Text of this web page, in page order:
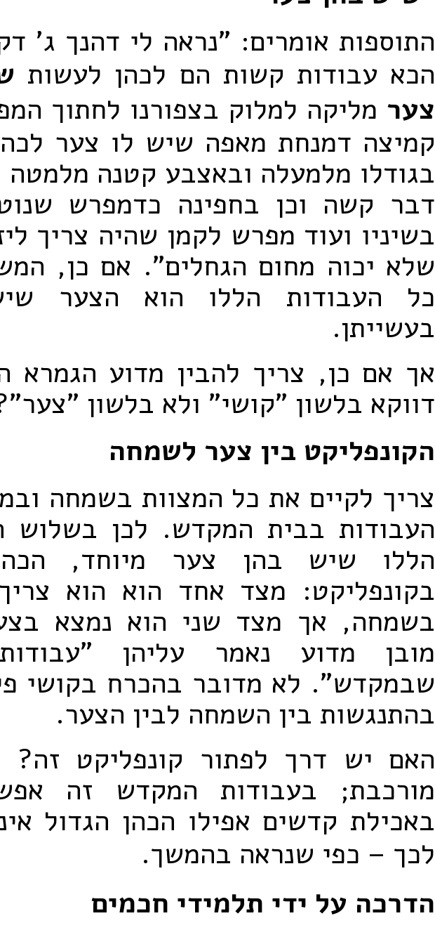
התוספות אומרים: "נראה לי דהנך ג'
הכא עבודות קשות הם לכהן לעשות
צער מליקה למלוק בצפורנו לחתוך
קמיצה דמנחת מאפה שיש לו צער
בגודלו מלמעלה ובאצבע קטנה מלמטה
דבר קשה וכן בחפינה כדמפרש
בשיניו ועוד מפרש לקמן שהיה צריך
שלא יכוה מחום הגחלים". אם כן,
כל העבודות הללו הוא הצער
בעשייתן.
אך אם כן, צריך להבין מדוע הגמרא
דווקא בלשון "קושי" ולא בלשון
הקונפליקט בין צער לשמחה
צריך לקיים את כל המצוות בשמחה
העבודות בבית המקדש. לכן בשלוש
הללו שיש בהן צער מיוחד,
בקונפליקט: מצד אחד הוא הוא
בשמחה, אך מצד שני הוא נמצא
מובן מדוע נאמר עליהן
שבמקדש". לא מדובר בהכרח בקושי
בהתנגשות בין השמחה לבין הצער.
האם יש דרך לפתור קונפליקט זה?
מורכבת; בעבודות המקדש זה
באכילת קדשים אפילו הכהן הגדול
לכך – כפי שנראה בהמשך.
הדרכה על ידי תלמידי חכמים